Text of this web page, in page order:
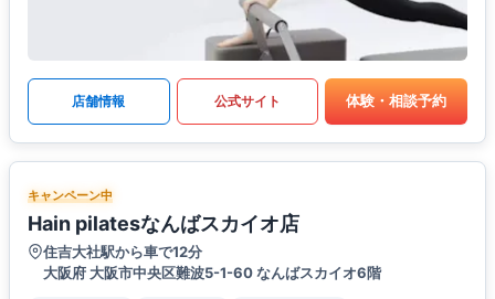
店舗情報 公式サイト 体験・相談予約
キャンペーン中
Hain pilatesなんばスカイオ店
住吉大社駅から車で12分
大阪府 大阪市中央区難波5-1-60 なんばスカイオ6階